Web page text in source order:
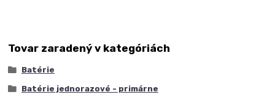
Tovar zaradený v kategóriách
Batérie
Batérie jednorazové - primárne